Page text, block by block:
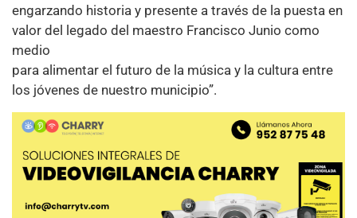
engarzando historia y presente a través de la puesta en
valor del legado del maestro Francisco Junio como
medio
para alimentar el futuro de la música y la cultura entre
los jóvenes de nuestro municipio”.